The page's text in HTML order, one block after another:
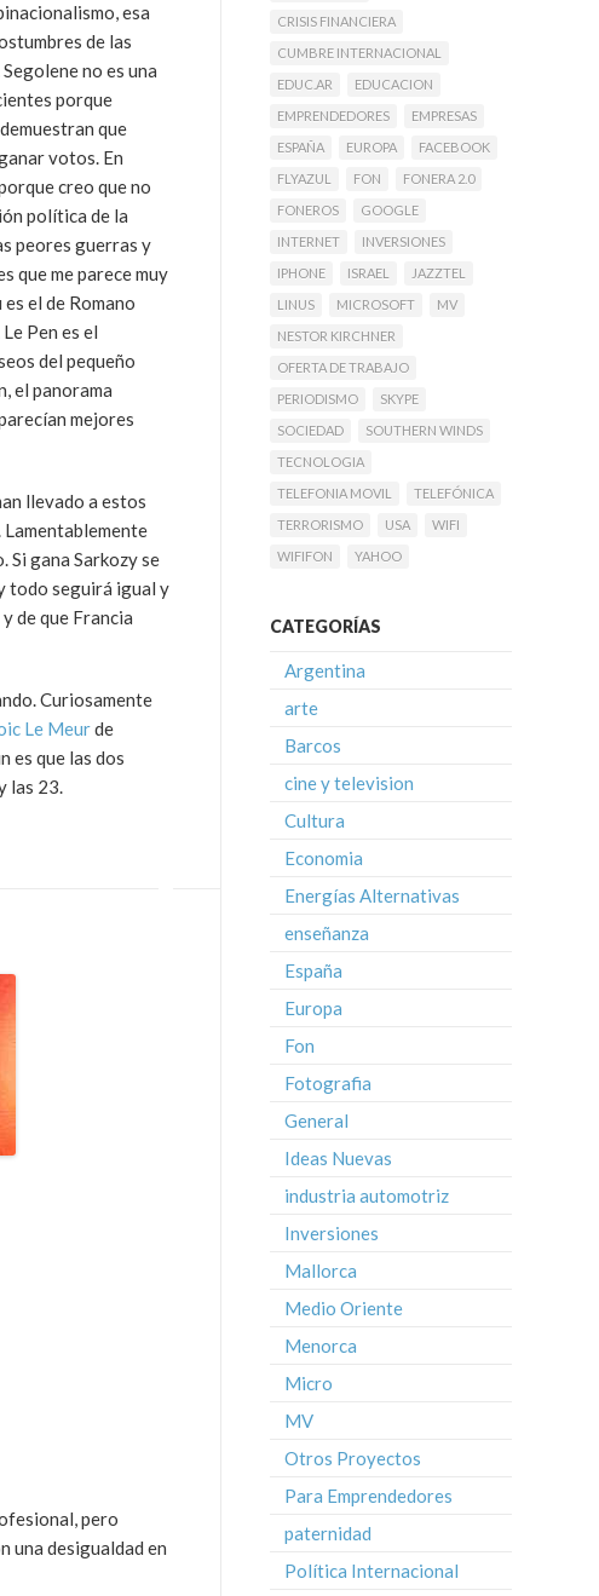
esa
de las
no es una
porque
que
votos. En
creo que no
política de la
peores guerras y
que me parece muy
el de Romano
Pen es el
del pequeño
el panorama
mejores
llevado a estos
Si gana Sarkozy se
todo seguirá igual y
de que Francia
Curiosamente
Le Meurde
es que las dos
las 23.
pero
una desigualdad en
CRISIS FINANCIERA
CUMBRE INTERNACIONAL
EDUC.AR
EDUCACION
EMPRENDEDORES
EMPRESAS
ESPAÑA
EUROPA
FACEBOOK
FLYAZUL
FON
FONERA 2.0
FONEROS
GOOGLE
INTERNET
INVERSIONES
IPHONE
ISRAEL
JAZZTEL
LINUS
MICROSOFT
MV
NESTOR KIRCHNER
OFERTA DE TRABAJO
PERIODISMO
SKYPE
SOCIEDAD
SOUTHERN WINDS
TECNOLOGIA
TELEFONIA MOVIL
TELEFÓNICA
TERRORISMO
USA
WIFI
WIFIFON
YAHOO
CATEGORÍAS
Argentina
arte
Barcos
cine y television
Cultura
Economia
Energías Alternativas
enseñanza
España
Europa
Fon
Fotografia
General
Ideas Nuevas
industria automotriz
Inversiones
Mallorca
Medio Oriente
Menorca
Micro
MV
Otros Proyectos
Para Emprendedores
paternidad
Política Internacional